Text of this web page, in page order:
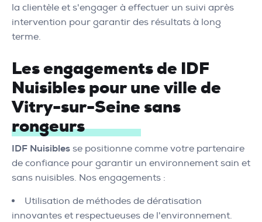
la clientèle et s'engager à effectuer un suivi après
intervention pour garantir des résultats à long
terme.
Les engagements de IDF
Nuisibles pour une ville de
Vitry-sur-Seine sans
rongeurs
IDF Nuisibles se positionne comme votre partenaire
de confiance pour garantir un environnement sain et
sans nuisibles. Nos engagements :
Utilisation de méthodes de dératisation
innovantes et respectueuses de l'environnement.